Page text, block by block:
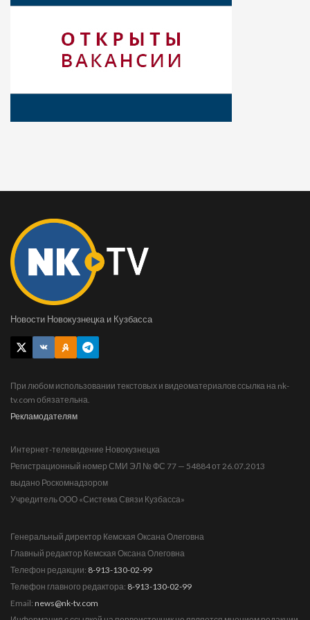
Новости Новокузнецка и Кузбасса
При любом использовании текстовых и видеоматериалов ссылка на nk-
tv.com обязательна.
Рекламодателям
Интернет-телевидение Новокузнецка
Регистрационный номер СМИ ЭЛ № ФС 77 — 54884 от 26.07.2013
выдано Роскомнадзором
Учредитель ООО «Система Связи Кузбасса»
Генеральный директор Кемская Оксана Олеговна
Главный редактор Кемская Оксана Олеговна
Телефон редакции: 8-913-130-02-99
Телефон главного редактора: 8-913-130-02-99
Email: news@nk-tv.com